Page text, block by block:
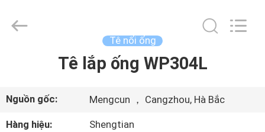
SẢN
PHẨM
Ltd..
Tê nối ống
Tê lắp ống WP304L
Nguồn gốc: Mengcun ， Cangzhou, Hà Bắc
Hàng hiệu:
Shengtian